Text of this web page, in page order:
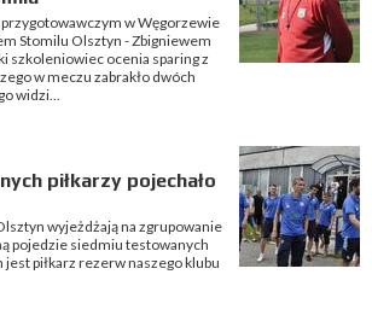
w Węgorzewie
Stomilu Olsztyn - Zbigniewem
szkoleniowiec ocenia sparing z
w meczu zabrakło dwóch
widzi...
piłkarzy pojechało
wyjeżdżają na zgrupowanie
pojedzie siedmiu testowanych
piłkarz rezerw naszego klubu